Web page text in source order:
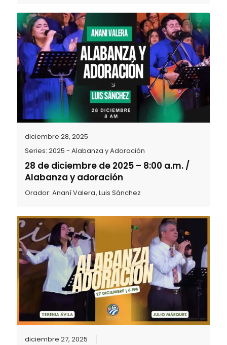
diciembre 28, 2025
Series:2025 - Alabanza y Adoración
28 de diciembre de 2025 – 8:00 a.m. /
Alabanza y adoración
Orador:Ananí Valera,Luis Sánchez
diciembre 27, 2025